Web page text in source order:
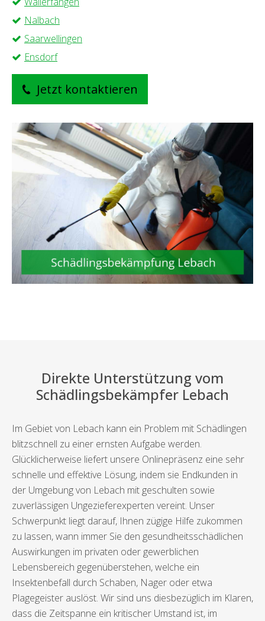
Nalbach
Saarwellingen
Ensdorf
Jetzt kontaktieren
Direkte Unterstützung vom
Schädlingsbekämpfer Lebach
Im Gebiet von Lebach kann ein Problem mit Schädlingen
blitzschnell zu einer ernsten Aufgabe werden.
Glücklicherweise liefert unsere Onlinepräsenz eine sehr
schnelle und effektive Lösung, indem sie Endkunden in
der Umgebung von Lebach mit geschulten sowie
zuverlässigen Ungezieferexperten vereint. Unser
Schwerpunkt liegt darauf, Ihnen zügige Hilfe zukommen
zu lassen, wann immer Sie den gesundheitsschädlichen
Auswirkungen im privaten oder gewerblichen
Lebensbereich gegenüberstehen, welche ein
Insektenbefall durch Schaben, Nager oder etwa
Plagegeister auslöst. Wir sind uns diesbezüglich im Klaren,
dass die Zeitspanne ein kritischer Umstand ist, im